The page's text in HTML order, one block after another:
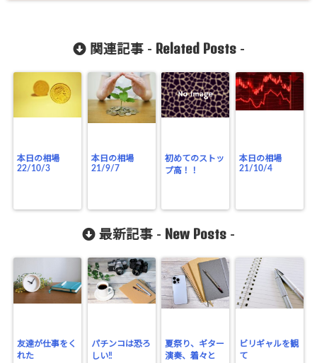
関連記事 - Related Posts-
本日の相場
22/10/3
本日の相場
21/9/7
初めてのストッ
プ高！！
本日の相場
21/10/4
最新記事 - New Posts -
友達が仕事をく
れた
パチンコは恐ろ
しい‼
夏祭り、ギター
演奏、着々と
ビリギャルを観
て